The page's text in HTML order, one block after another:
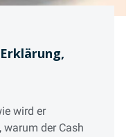
wird er
warum der Cash